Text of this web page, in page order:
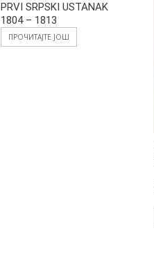
PRVI SRPSKI USTANAK
1804 – 1813
ПРОЧИТАЈТЕ ЈОШ